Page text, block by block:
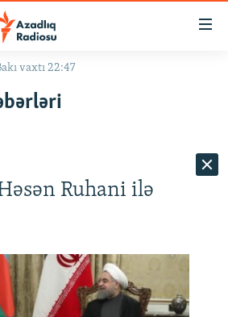
vaxtı 22:47
Ruhani ilə